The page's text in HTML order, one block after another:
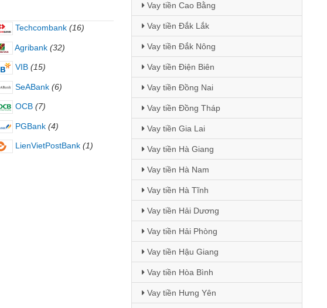
Techcombank (16)
Agribank (32)
VIB (15)
SeABank (6)
OCB (7)
PGBank (4)
LienVietPostBank (1)
Vay tiền Cao Bằng
Vay tiền Đắk Lắk
Vay tiền Đắk Nông
Vay tiền Điện Biên
Vay tiền Đồng Nai
Vay tiền Đồng Tháp
Vay tiền Gia Lai
Vay tiền Hà Giang
Vay tiền Hà Nam
Vay tiền Hà Tĩnh
Vay tiền Hải Dương
Vay tiền Hải Phòng
Vay tiền Hậu Giang
Vay tiền Hòa Bình
Vay tiền Hưng Yên